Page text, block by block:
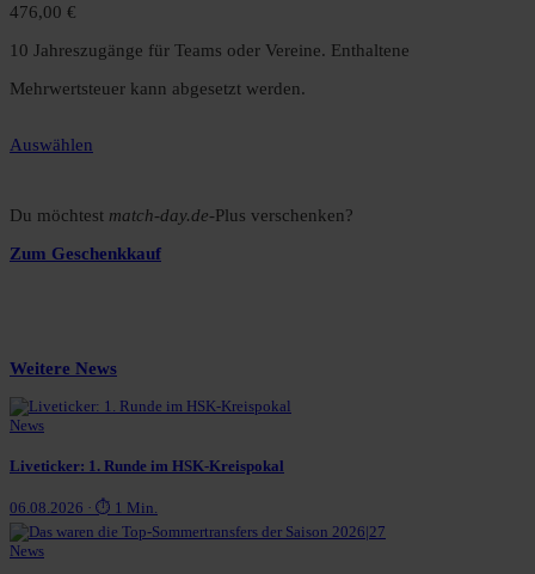
476,00 €
10 Jahreszugänge für Teams oder Vereine. Enthaltene
Mehrwertsteuer kann abgesetzt werden.
Auswählen
Du möchtest match-day.de-Plus verschenken?
Zum Geschenkkauf
Weitere News
News
Liveticker: 1. Runde im HSK-Kreispokal
06.08.2026 · ⏱ 1 Min.
News